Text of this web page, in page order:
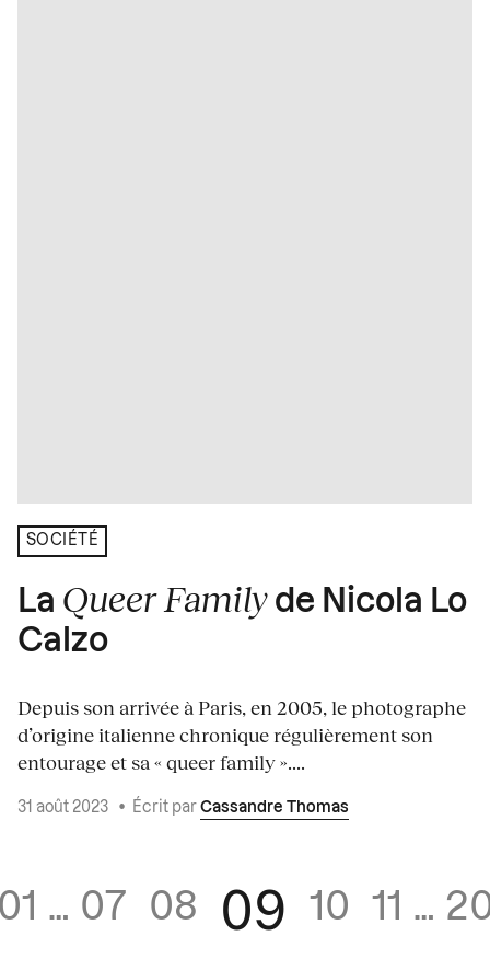
SOCIÉTÉ
La Queer Family de Nicola Lo
Calzo
Depuis son arrivée à Paris, en 2005, le photographe
d’origine italienne chronique régulièrement son
entourage et sa « queer family »....
31 août 2023 • Écrit par Cassandre Thomas
… 07 08 09 10 11 …